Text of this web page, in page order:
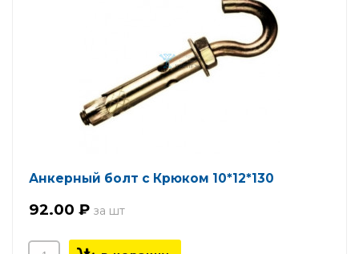
Анкерный болт с Крюком 10*12*130
92.00 ₽